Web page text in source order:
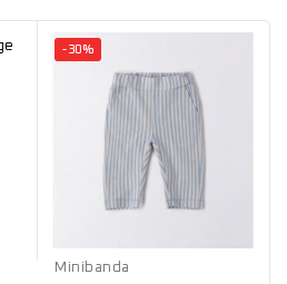
-30%
Minibanda